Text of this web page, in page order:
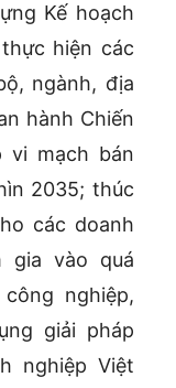
Kế hoạch
hiện các
ngành, địa
hành Chiến
vi mạch bán
2035; thúc
các doanh
gia vào quá
nghiệp,
giải pháp
nghiệp Việt